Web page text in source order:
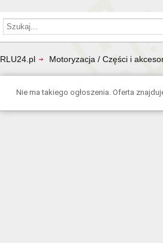
RLU24.pl Motoryzacja / Części i
Nie ma takiego ogłoszenia. Oferta